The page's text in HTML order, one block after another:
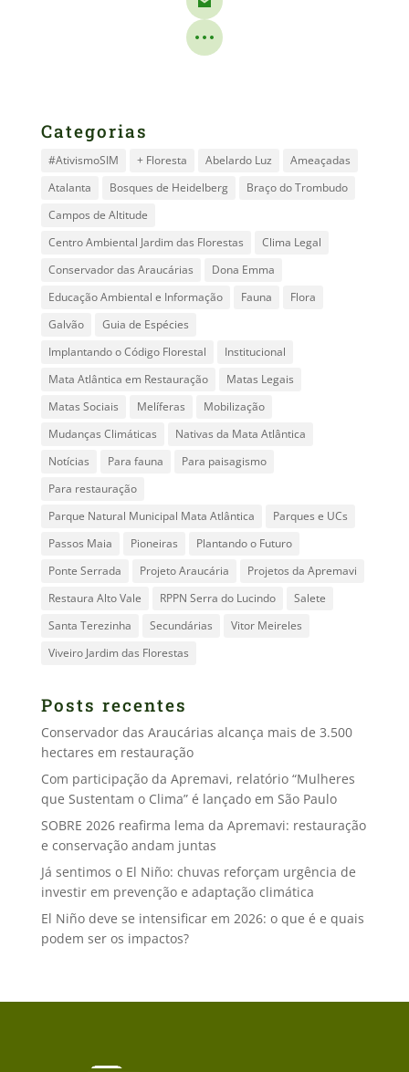
Categorias
#AtivismoSIM + Floresta Abelardo Luz
Ameaçadas
Atalanta
Bosques de Heidelberg
Braço do Trombudo
Campos de Altitude
Centro Ambiental Jardim das Florestas
Clima Legal
Conservador das Araucárias
Dona Emma
Educação Ambiental e Informação
Fauna
Flora
Galvão
Guia de Espécies
Implantando o Código Florestal
Institucional
Mata Atlântica em Restauração
Matas Legais
Matas Sociais
Melíferas
Mobilização
Mudanças Climáticas
Nativas da Mata Atlântica
Notícias
Para fauna
Para paisagismo
Para restauração
Parque Natural Municipal Mata Atlântica
Parques e UCs
Passos Maia
Pioneiras
Plantando o Futuro
Ponte Serrada
Projeto Araucária
Projetos da Apremavi
Restaura Alto Vale
RPPN Serra do Lucindo
Salete
Santa Terezinha
Secundárias
Vitor Meireles
Viveiro Jardim das Florestas
Posts recentes
Conservador das Araucárias alcança mais de 3.500
hectares em restauração
Com participação da Apremavi, relatório “Mulheres
que Sustentam o Clima” é lançado em São Paulo
SOBRE 2026 reafirma lema da Apremavi: restauração
e conservação andam juntas
Já sentimos o El Niño: chuvas reforçam urgência de
investir em prevenção e adaptação climática
El Niño deve se intensificar em 2026: o que é e quais
podem ser os impactos?